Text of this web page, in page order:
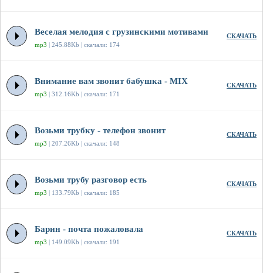
Веселая мелодия с грузинскими мотивами
mp3 | 245.88Kb | скачали: 174
СКАЧАТЬ
Внимание вам звонит бабушка - MIX
mp3 | 312.16Kb | скачали: 171
СКАЧАТЬ
Возьми трубку - телефон звонит
mp3 | 207.26Kb | скачали: 148
СКАЧАТЬ
Возьми трубу разговор есть
mp3 | 133.79Kb | скачали: 185
СКАЧАТЬ
Барин - почта пожаловала
mp3 | 149.09Kb | скачали: 191
СКАЧАТЬ